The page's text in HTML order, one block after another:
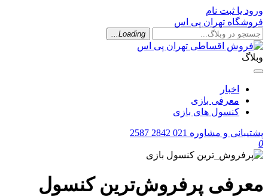
ورود یا ثبت نام
فروشگاه تهران پی اس
Loading...
وبلاگ
اخبار
معرفی بازی
کنسول های بازی
پشتیبانی و مشاوره 021 2842 2587
0
معرفی پرفروش‌ترین کنسول